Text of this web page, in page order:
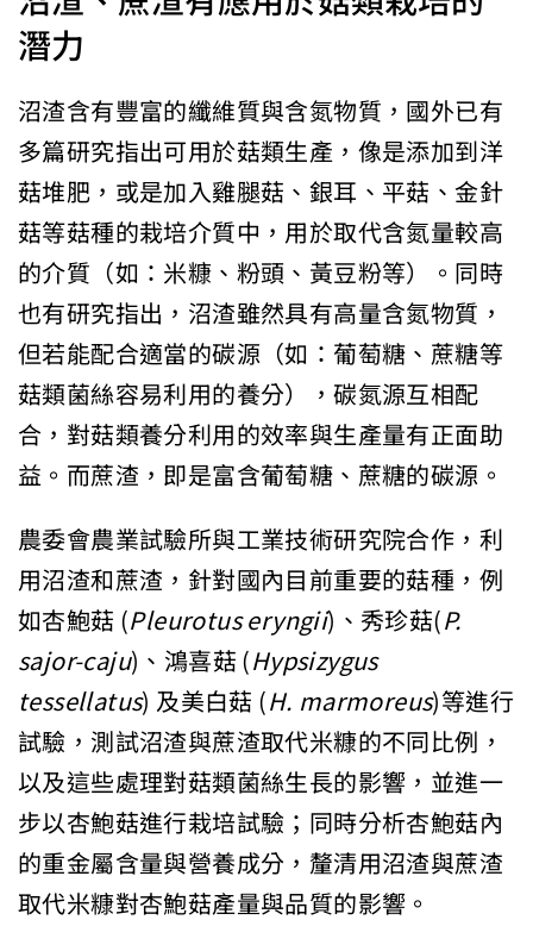
潛力
沼渣含有豐富的纖維質與含氮物質，國外已有
多篇研究指出可用於菇類生產，像是添加到洋
菇堆肥，或是加入雞腿菇、銀耳、平菇、金針
菇等菇種的栽培介質中，用於取代含氮量較高
的介質（如：米糠、粉頭、黃豆粉等）。同時
也有研究指出，沼渣雖然具有高量含氮物質，
但若能配合適當的碳源（如：葡萄糖、蔗糖等
菇類菌絲容易利用的養分），碳氮源互相配
合，對菇類養分利用的效率與生產量有正面助
益。而蔗渣，即是富含葡萄糖、蔗糖的碳源。
農委會農業試驗所與工業技術研究院合作，利
用沼渣和蔗渣，針對國內目前重要的菇種，例
如杏鮑菇 (Pleurotus eryngii)、秀珍菇(P.
sajor-caju)、鴻喜菇 (Hypsizygus
tessellatus) 及美白菇 (H. marmoreus)等進行
試驗，測試沼渣與蔗渣取代米糠的不同比例，
以及這些處理對菇類菌絲生長的影響，並進一
步以杏鮑菇進行栽培試驗；同時分析杏鮑菇內
的重金屬含量與營養成分，釐清用沼渣與蔗渣
取代米糠對杏鮑菇產量與品質的影響。